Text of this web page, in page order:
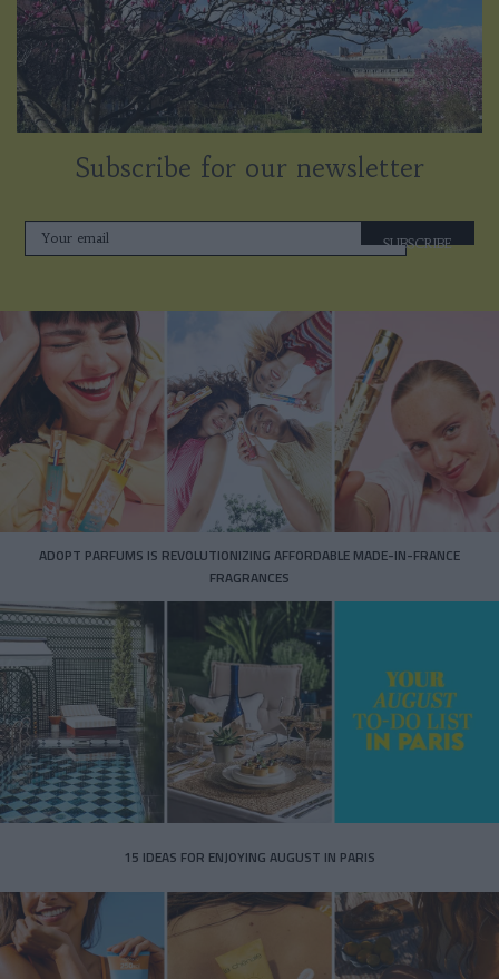
Subscribe for our newsletter
SUBSCRIBE
ADOPT PARFUMS IS REVOLUTIONIZING AFFORDABLE MADE-IN-FRANCE
FRAGRANCES
15 IDEAS FOR ENJOYING AUGUST IN PARIS